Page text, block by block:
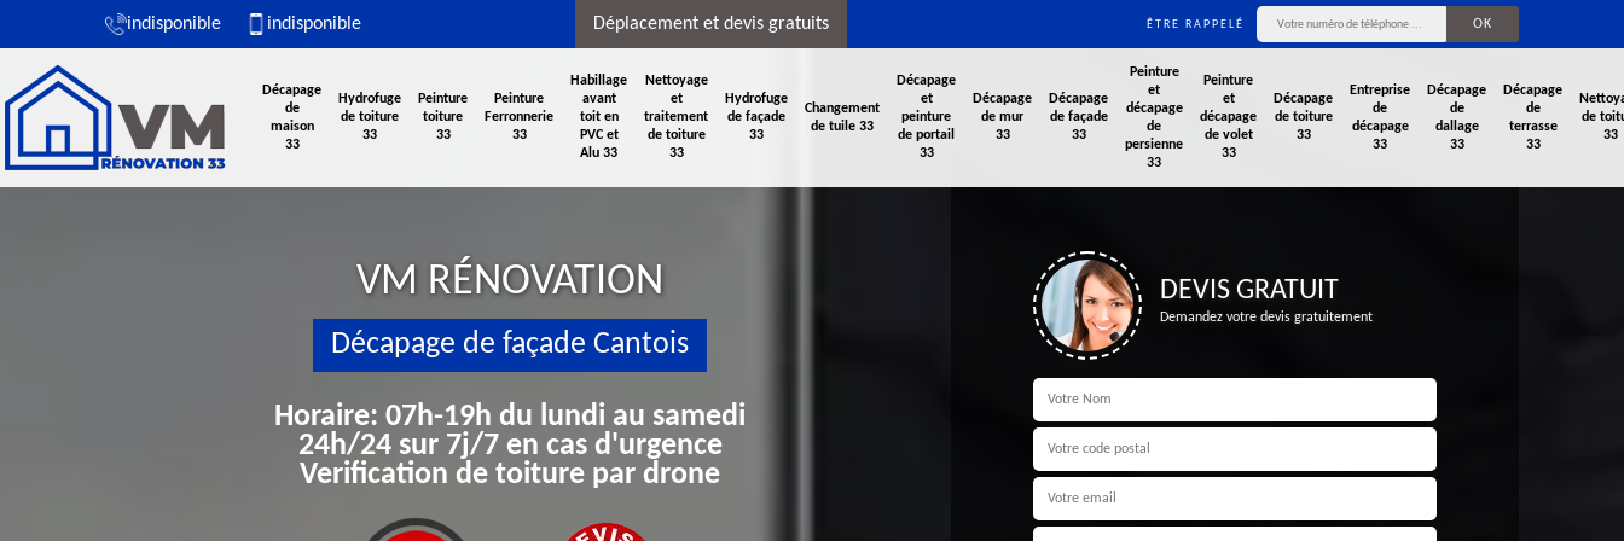
indisponible indisponible Déplacement et devis gratuits ÊTRE RAPPELÉ
Décapage
de
maison
33
Hydrofuge
de toiture
33
Peinture
toiture
33
Peinture
Ferronnerie
33
Habillage
avant
toit en
PVC et
Alu 33
Nettoyage
et
traitement
de toiture
33
Hydrofuge
de façade
33
Changement
de tuile 33
Décapage
et
peinture
de portail
33
Décapage
de mur
33
Décapage
de façade
33
Peinture
et
décapage
de
persienne
33
Peinture
et
décapage
de volet
33
Décapage
de toiture
33
Entreprise
de
décapage
33
Décapage
de
dallage
33
Décapage
de
terrasse
33
de
33
VM RÉNOVATION
Décapage de façade Cantois
Horaire: 07h-19h du lundi au samedi
24h/24 sur 7j/7 en cas d'urgence
Verification de toiture par drone
DEVIS GRATUIT
Demandez votre devis gratuitement